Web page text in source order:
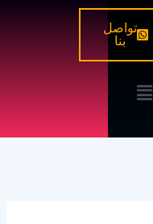
تواصل
بنا
القائمة